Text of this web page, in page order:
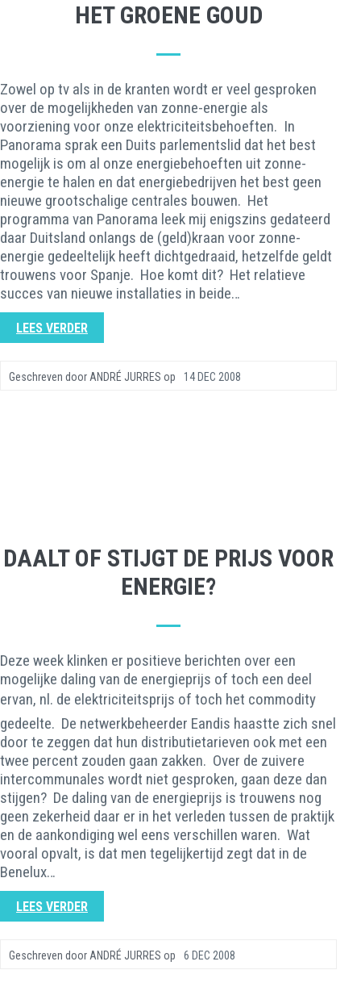
HET GROENE GOUD
Zowel op tv als in de kranten wordt er veel gesproken
over de mogelijkheden van zonne-energie als
voorziening voor onze elektriciteitsbehoeften. In
Panorama sprak een Duits parlementslid dat het best
mogelijk is om al onze energiebehoeften uit zonne-
energie te halen en dat energiebedrijven het best geen
nieuwe grootschalige centrales bouwen. Het
programma van Panorama leek mij enigszins gedateerd
daar Duitsland onlangs de (geld)kraan voor zonne-
energie gedeeltelijk heeft dichtgedraaid, hetzelfde geldt
trouwens voor Spanje. Hoe komt dit? Het relatieve
succes van nieuwe installaties in beide…
LEES VERDER
Geschreven door ANDRÉ JURRES op 14 DEC 2008
DAALT OF STIJGT DE PRIJS VOOR
ENERGIE?
Deze week klinken er positieve berichten over een
mogelijke daling van de energieprijs of toch een deel
ervan, nl. de elektriciteitsprijs of toch het commodity
gedeelte. De netwerkbeheerder Eandis haastte zich snel
door te zeggen dat hun distributietarieven ook met een
twee percent zouden gaan zakken. Over de zuivere
intercommunales wordt niet gesproken, gaan deze dan
stijgen? De daling van de energieprijs is trouwens nog
geen zekerheid daar er in het verleden tussen de praktijk
en de aankondiging wel eens verschillen waren. Wat
vooral opvalt, is dat men tegelijkertijd zegt dat in de
Benelux…
LEES VERDER
Geschreven door ANDRÉ JURRES op 6 DEC 2008